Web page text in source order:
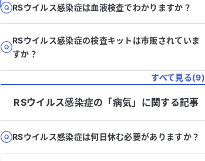
RSウイルス感染症は血液検査でわかりますか？
RSウイルス感染症の検査キットは市販されていま
すか？
すべて見る(9)
RSウイルス感染症の「病気」に関する記事
RSウイルス感染症は何日休む必要がありますか？